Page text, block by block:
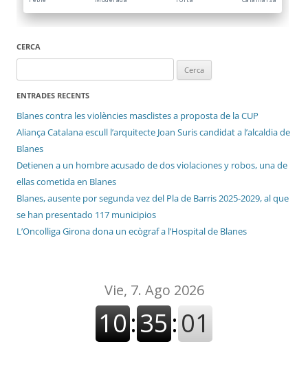
CERCA
ENTRADES RECENTS
Blanes contra les violències masclistes a proposta de la CUP
Aliança Catalana escull l’arquitecte Joan Suris candidat a l’alcaldia de
Blanes
Detienen a un hombre acusado de dos violaciones y robos, una de
ellas cometida en Blanes
Blanes, ausente por segunda vez del Pla de Barris 2025-2029, al que
se han presentado 117 municipios
L’Oncolliga Girona dona un ecògraf a l’Hospital de Blanes